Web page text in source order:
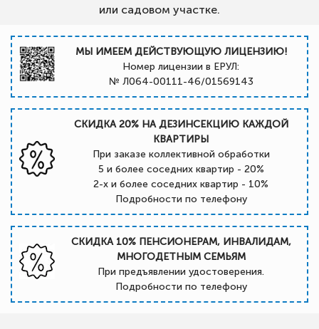
или садовом участке.
МЫ ИМЕЕМ ДЕЙСТВУЮЩУЮ ЛИЦЕНЗИЮ!
Номер лицензии в ЕРУЛ:
№ Л064-00111-46/01569143
СКИДКА 20% НА ДЕЗИНСЕКЦИЮ КАЖДОЙ
КВАРТИРЫ
При заказе коллективной обработки
5 и более соседних квартир - 20%
2-х и более соседних квартир - 10%
Подробности по телефону
СКИДКА 10% ПЕНСИОНЕРАМ, ИНВАЛИДАМ,
МНОГОДЕТНЫМ СЕМЬЯМ
При предъявлении удостоверения.
Подробности по телефону